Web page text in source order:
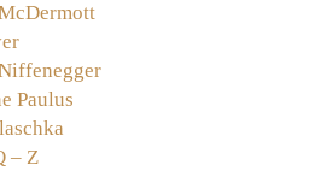
Paulus
– Z